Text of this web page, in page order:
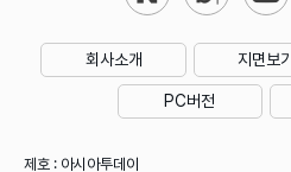
회사소개 지면보기
PC버전
제호 : 아시아투데이